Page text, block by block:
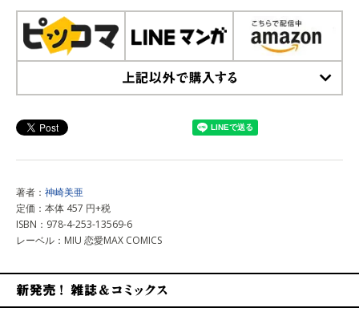
著者： 神崎美亜
定価：本体 457 円+税
ISBN：978-4-253-13569-6
レーベル：MIU 恋愛MAX COMICS